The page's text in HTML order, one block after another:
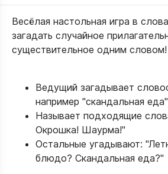
Весёлая настольная игра в
загадать случайное
существительное одним словом!
Ведущий загадывает
например "скандальная еда"
Называет подходящие
Окрошка! Шаурма!"
Остальные угадывают:
блюдо? Скандальная еда?"